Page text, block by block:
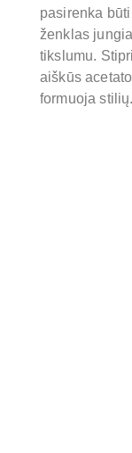
pasirenka
ženklas
tikslumu.
aiškūs
formuoja stilių.